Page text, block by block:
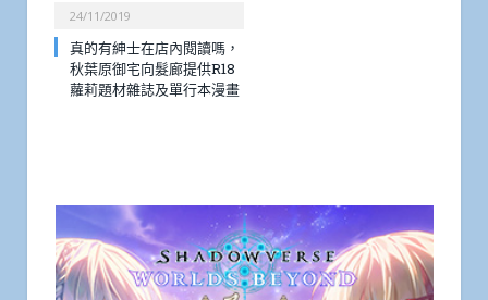
24/11/2019
真的有紳士在店內閱讀嗎，
秋葉原御宅向髮廊提供R18
蘿莉題材雜誌及單行本漫畫